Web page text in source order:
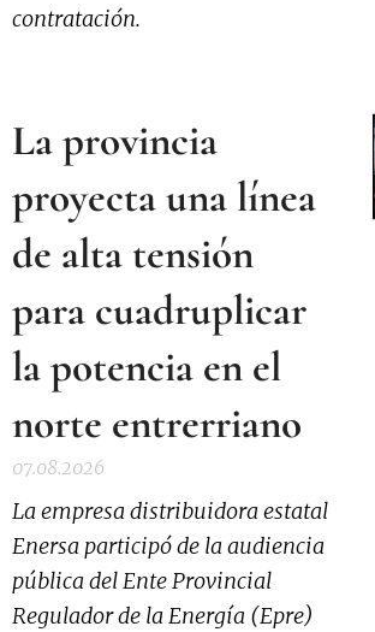
contratación.
La provincia
proyecta una línea
de alta tensión
para cuadruplicar
la potencia en el
norte entrerriano
07.08.2026
La empresa distribuidora estatal
Enersa participó de la audiencia
pública del Ente Provincial
Regulador de la Energía (Epre)